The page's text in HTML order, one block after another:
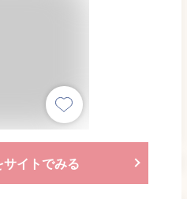
サイトでみる